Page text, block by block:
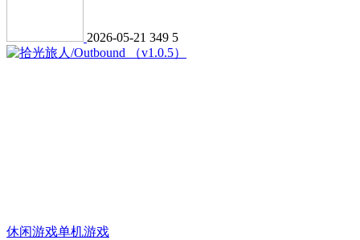
2026-05-21 349 5
休闲游戏单机游戏